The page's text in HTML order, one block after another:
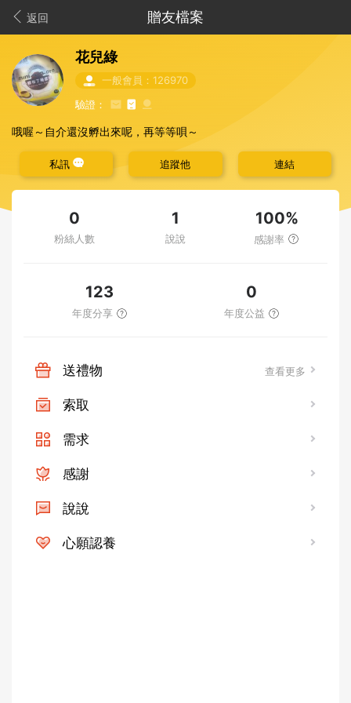
返回 贈友檔案
花兒綠
一般會員：126970
驗證：
哦喔～自介還沒孵出來呢，再等等唄～
私訊 追蹤他 連結
0
粉絲人數
1
說說
100%
感謝率
123
年度分享
0
年度公益
送禮物 查看更多
索取
需求
感謝
說說
心願認養